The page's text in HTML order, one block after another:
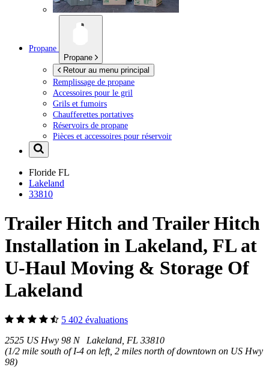
Propane
Propane
Retour au menu principal
Remplissage de propane
Accessoires pour le gril
Grils et fumoirs
Chaufferettes portatives
Réservoirs de propane
Pièces et accessoires pour réservoir
Floride FL
Lakeland
33810
Trailer Hitch and Trailer Hitch
Installation in Lakeland, FL at
U-Haul Moving & Storage Of
Lakeland
5 402 évaluations
2525 US Hwy 98 N Lakeland, FL 33810
(1/2 mile south of I-4 on left, 2 miles north of downtown on US Hwy
98)